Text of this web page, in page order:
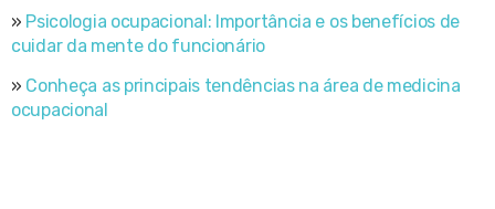
» Psicologia ocupacional: Importância e os benefícios de
cuidar da mente do funcionário
» Conheça as principais tendências na área de medicina
ocupacional